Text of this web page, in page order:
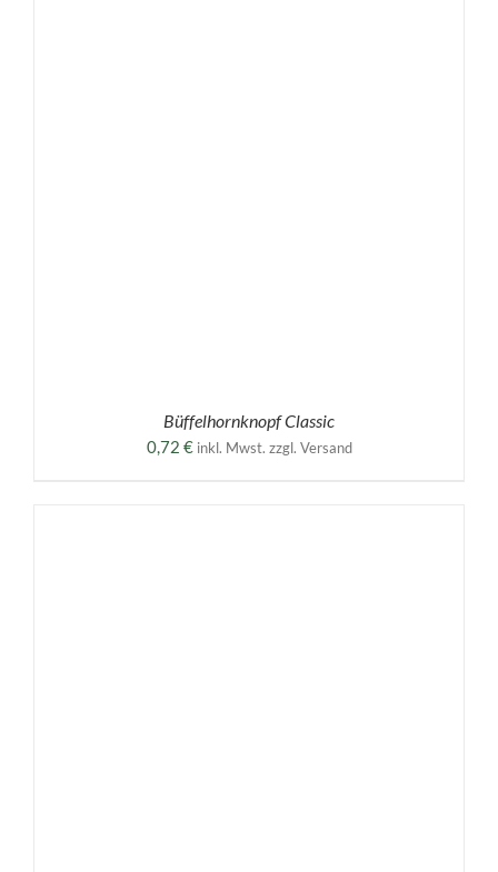
Büffelhornknopf Classic
0,72 € inkl. Mwst. zzgl. Versand